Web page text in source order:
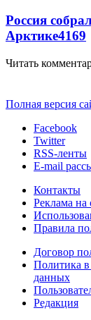
Россия
Арктике4169
Читать
Полная версия
Facebook
Twitter
RSS-ленты
E-mail
Контакты
Реклама на
Правила
Договор
Политика
данных
Редакция